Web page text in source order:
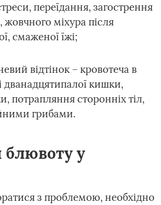
переїдання, загострення
жовчного міхура після
смаженої їжі;
відтінок – кровотеча в
дванадцятипалої кишки,
потрапляння сторонніх тіл,
грибами.
блювоту у
з проблемою, необхідно